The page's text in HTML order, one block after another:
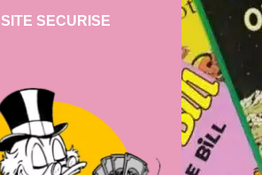
SITE SECURISE